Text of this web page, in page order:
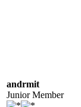
andrmit
Junior Member